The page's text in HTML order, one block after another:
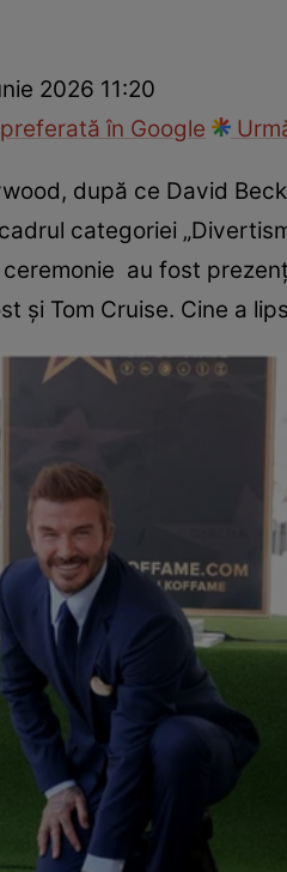
2026 11:20
în Google
după ce David
categoriei
au fost
și Tom Cruise. Cine a